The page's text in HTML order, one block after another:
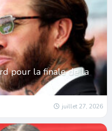
pour la finale de la
juillet 27, 2026